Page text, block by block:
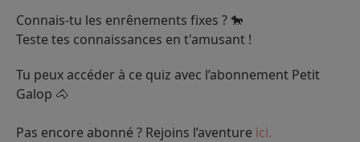
Connais-tu les enrênements fixes ? 🐎
Teste tes connaissances en t'amusant !
Tu peux accéder à ce quiz avec l’abonnement Petit
Galop 🐴
Pas encore abonné ? Rejoins l’aventure ici.